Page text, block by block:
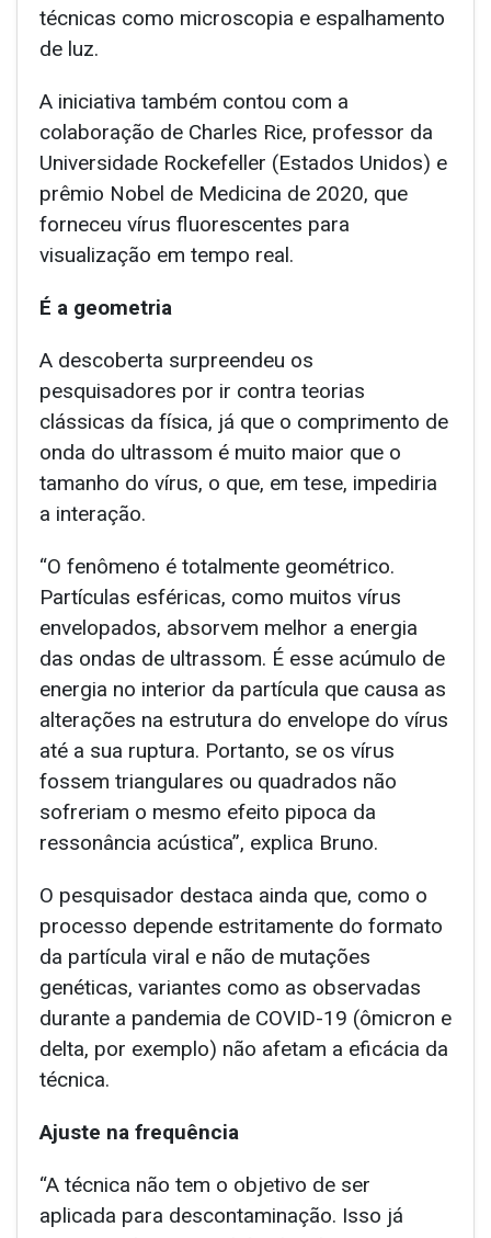
técnicas como microscopia e espalhamento
de luz.
A iniciativa também contou com a
colaboração de Charles Rice, professor da
Universidade Rockefeller (Estados Unidos) e
prêmio Nobel de Medicina de 2020, que
forneceu vírus fluorescentes para
visualização em tempo real.
É a geometria
A descoberta surpreendeu os
pesquisadores por ir contra teorias
clássicas da física, já que o comprimento de
onda do ultrassom é muito maior que o
tamanho do vírus, o que, em tese, impediria
a interação.
“O fenômeno é totalmente geométrico.
Partículas esféricas, como muitos vírus
envelopados, absorvem melhor a energia
das ondas de ultrassom. É esse acúmulo de
energia no interior da partícula que causa as
alterações na estrutura do envelope do vírus
até a sua ruptura. Portanto, se os vírus
fossem triangulares ou quadrados não
sofreriam o mesmo efeito pipoca da
ressonância acústica”, explica Bruno.
O pesquisador destaca ainda que, como o
processo depende estritamente do formato
da partícula viral e não de mutações
genéticas, variantes como as observadas
durante a pandemia de COVID-19 (ômicron e
delta, por exemplo) não afetam a eficácia da
técnica.
Ajuste na frequência
“A técnica não tem o objetivo de ser
aplicada para descontaminação. Isso já